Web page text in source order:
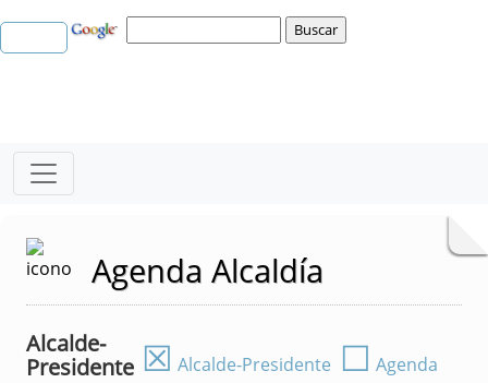
Agenda Alcaldía
Alcalde-
Presidente ☒ Alcalde-Presidente ☐ Agenda